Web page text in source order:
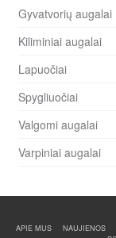
Gyvatvorių augalai
Kiliminiai augalai
Lapuočiai
Spygliuočiai
Valgomi augalai
Varpiniai augalai
APIE MUS NAUJIENOS